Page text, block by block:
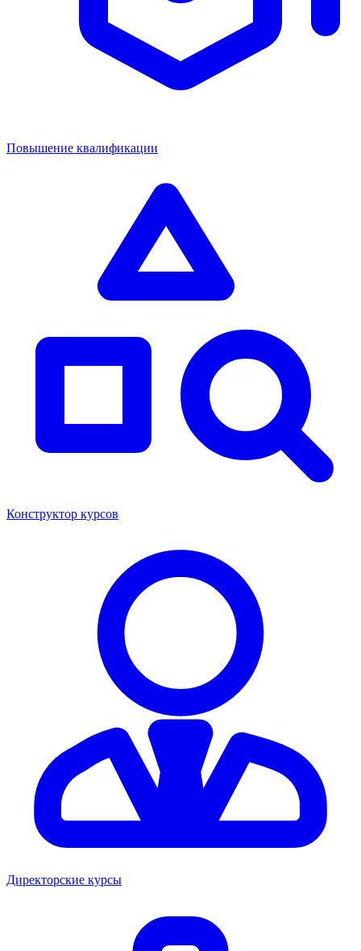
Повышение квалификации
Конструктор курсов
Директорские курсы